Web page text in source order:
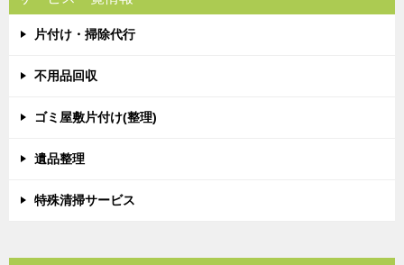
ゲ
ー
シ
片付け・掃除代行
不用品回収
ゴミ屋敷片付け(整理)
遺品整理
特殊清掃サービス